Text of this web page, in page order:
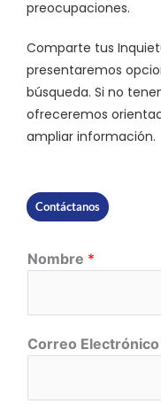
preocupaciones.
Comparte tus
presentaremos
búsqueda. Si no
ofreceremos
ampliar información.
Contáctanos
Nombre *
Correo Electrónico